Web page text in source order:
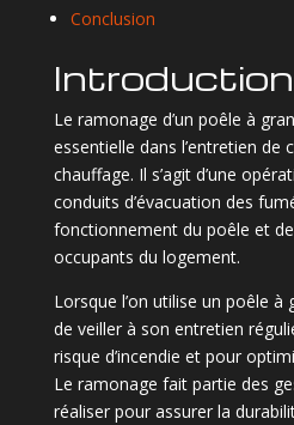
Conclusion
Introduction
Le ramonage d’un poêle à
essentielle dans l’entretien de
chauffage. Il s’agit d’une
conduits d’évacuation des
fonctionnement du poêle et
occupants du logement.
Lorsque l’on utilise un poêle
de veiller à son entretien
risque d’incendie et pour
Le ramonage fait partie des
réaliser pour assurer la